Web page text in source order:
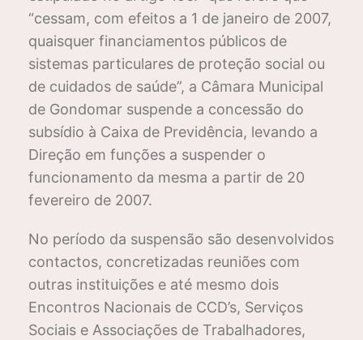
“cessam, com efeitos a 1 de janeiro de 2007,
quaisquer financiamentos públicos de
sistemas particulares de proteção social ou
de cuidados de saúde”, a Câmara Municipal
de Gondomar suspende a concessão do
subsídio à Caixa de Previdência, levando a
Direção em funções a suspender o
funcionamento da mesma a partir de 20
fevereiro de 2007.
No período da suspensão são desenvolvidos
contactos, concretizadas reuniões com
outras instituições e até mesmo dois
Encontros Nacionais de CCD’s, Serviços
Sociais e Associações de Trabalhadores,